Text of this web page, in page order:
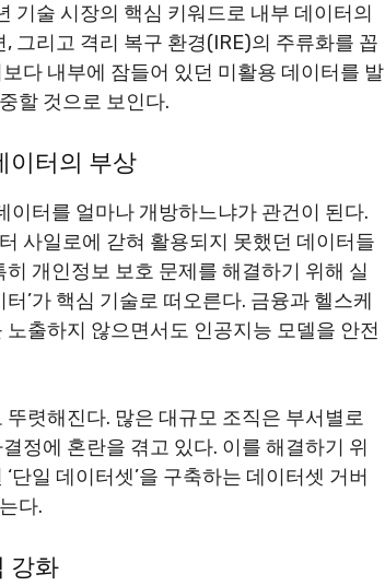
기술 시장의 핵심 키워드로 내부 데이터의
그리고 격리 복구 환경(IRE)의 주류화를 꼽
다 내부에 잠들어 있던 미활용 데이터를 발
할 것으로 보인다.
이터의 부상
터를 얼마나 개방하느냐가 관건이 된다.
사일로에 갇혀 활용되지 못했던 데이터들
개인정보 보호 문제를 해결하기 위해 실
’가 핵심 기술로 떠오른다. 금융과 헬스케
출하지 않으면서도 인공지능 모델을 안전
뚜렷해진다. 많은 대규모 조직은 부서별로
정에 혼란을 겪고 있다. 이를 해결하기 위
일 데이터셋’을 구축하는 데이터셋 거버
다.
강화